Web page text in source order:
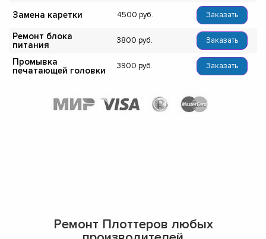
Замена каретки 4500 Заказать
Ремонт блока
питания
3800 Заказать
Промывка
печатающей головки
3900 Заказать
Ремонт Плоттеров любых